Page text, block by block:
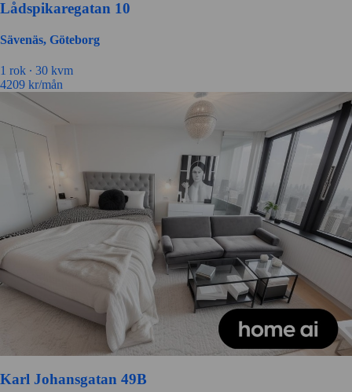
Lådspikaregatan 10
Sävenäs, Göteborg
1 rok ∙ 30 kvm
4209 kr/mån
Karl Johansgatan 49B